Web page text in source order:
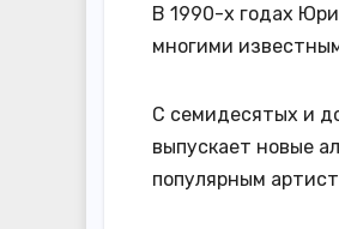
В 1990-х годах
многими
С семидесятых и
выпускает новые
популярным